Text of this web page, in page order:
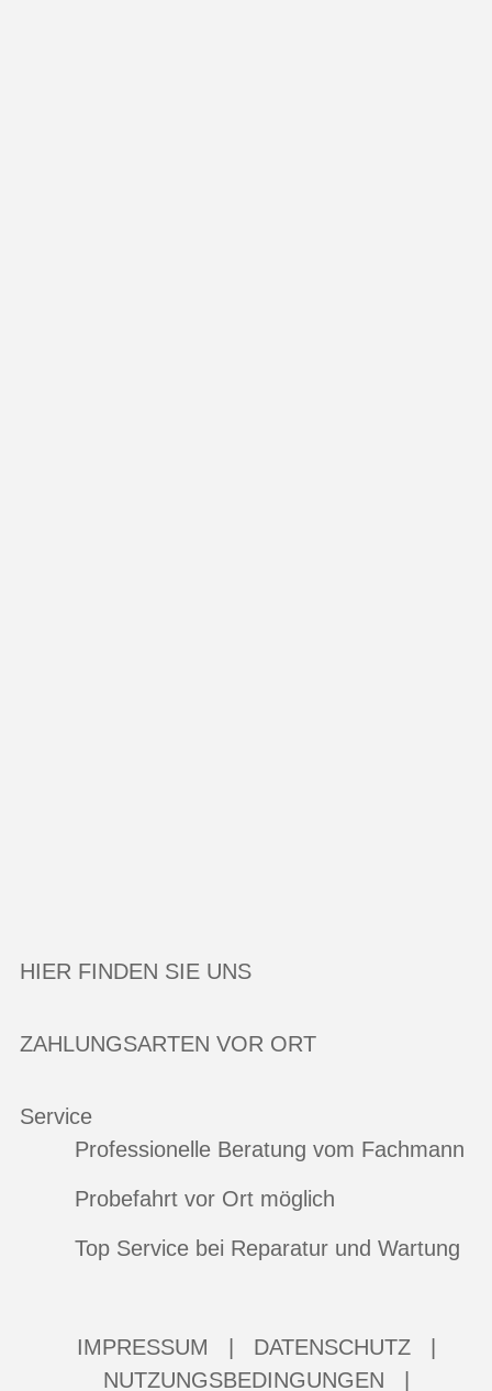
HIER FINDEN SIE UNS
ZAHLUNGSARTEN VOR ORT
Service
Professionelle Beratung vom Fachmann
Probefahrt vor Ort möglich
Top Service bei Reparatur und Wartung
IMPRESSUM DATENSCHUTZ
NUTZUNGSBEDINGUNGEN